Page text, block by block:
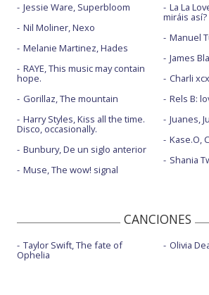
Jessie Ware, Superbloom
Nil Moliner, Nexo
Melanie Martinez, Hades
RAYE, This music may contain
hope.
Gorillaz, The mountain
Harry Styles, Kiss all the time.
Disco, occasionally.
Bunbury, De un siglo anterior
Muse, The wow! signal
La La
miráis así?
Manuel
James
Charli
Rels B:
Juanes,
Kase.O,
Shania
CANCIONES
Taylor Swift, The fate of
Ophelia
Olivia